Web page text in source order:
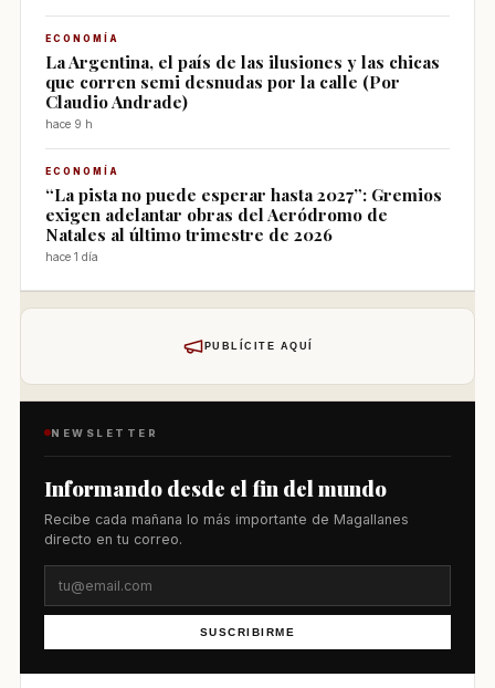
ECONOMÍA
La Argentina, el país de las ilusiones y las chicas
que corren semi desnudas por la calle (Por
Claudio Andrade)
hace 9 h
ECONOMÍA
“La pista no puede esperar hasta 2027”: Gremios
exigen adelantar obras del Aeródromo de
Natales al último trimestre de 2026
hace 1 día
PUBLÍCITE AQUÍ
NEWSLETTER
Informando desde el fin del mundo
Recibe cada mañana lo más importante de Magallanes
directo en tu correo.
SUSCRIBIRME